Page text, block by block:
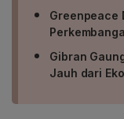
Greenpeace
Gibran
Jauh dari